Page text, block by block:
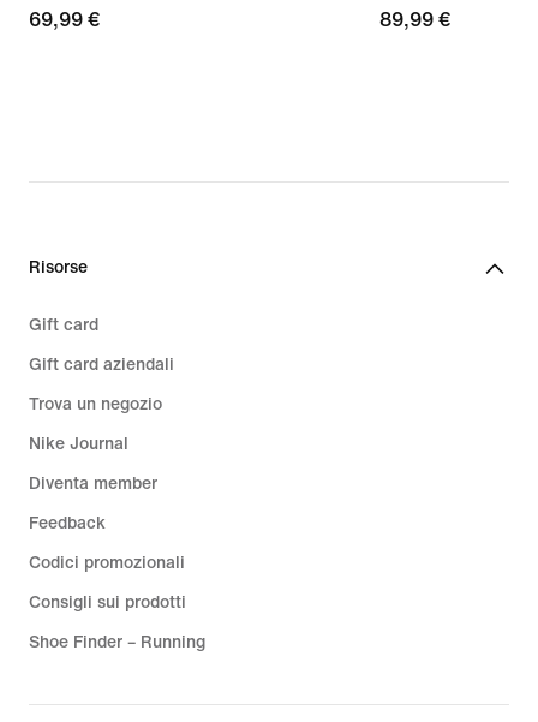
69,99
69,99 €
89,99
89,99 €
Risorse
Gift card
Gift card aziendali
Trova un negozio
Nike Journal
Diventa member
Feedback
Codici promozionali
Consigli sui prodotti
Shoe Finder – Running